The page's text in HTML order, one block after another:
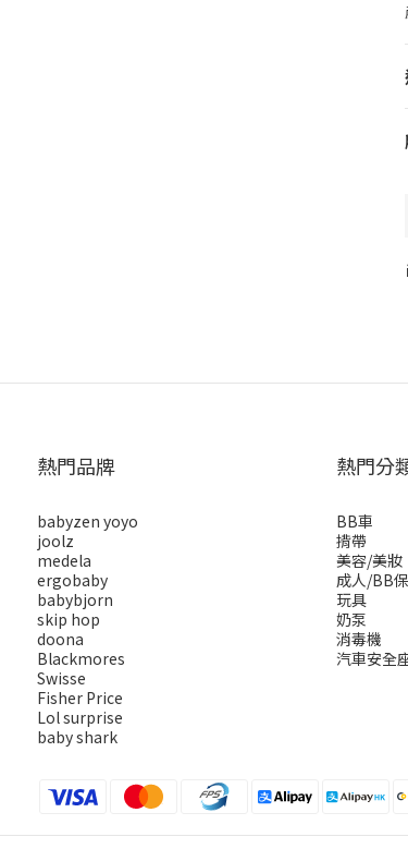
熱門品牌
babyzen yoyo
joolz
medela
ergobaby
babybjorn
skip hop
doona
Blackmores
Swisse
Fisher Price
Lol surprise
baby shark
熱門分
BB車
揹帶
美容/美妝
成人/BB
玩具
奶泵
消毒機
汽車安全